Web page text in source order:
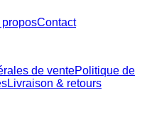
proposContact
de ventePolitique de
Livraison & retours